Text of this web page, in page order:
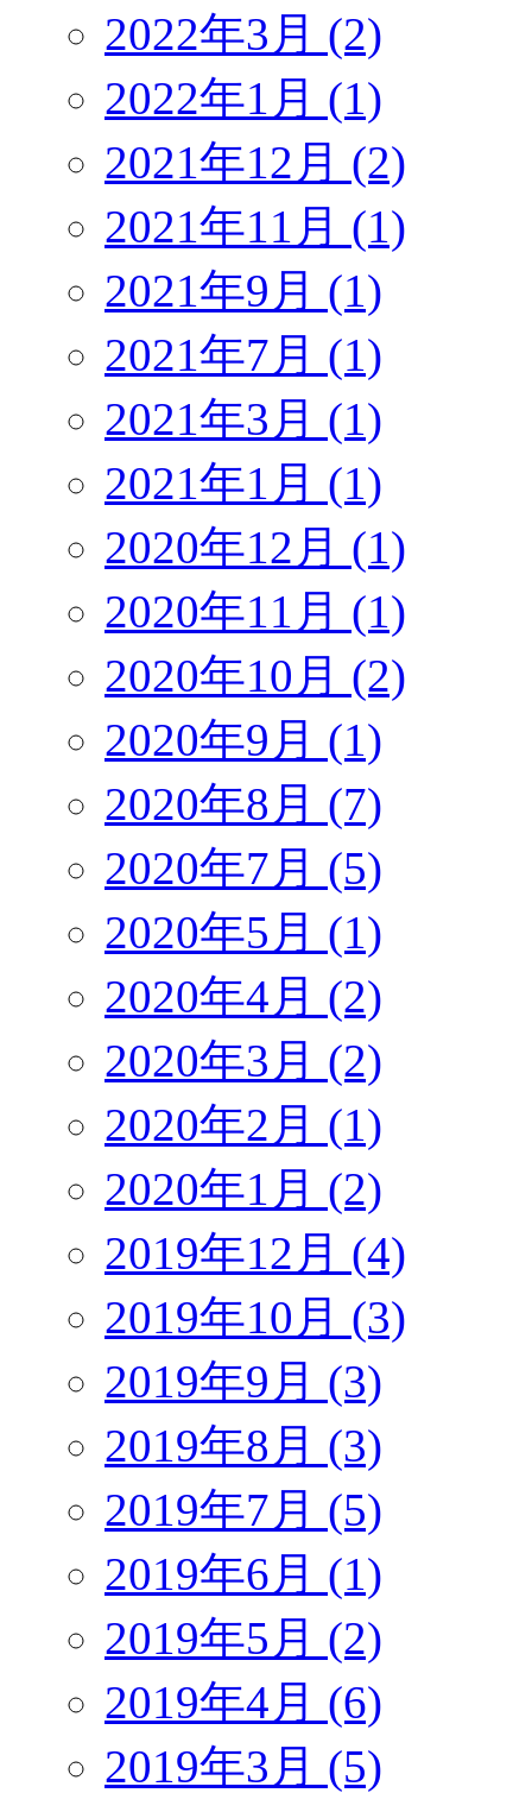
2022年3月 (2)
2022年1月 (1)
2021年12月 (2)
2021年11月 (1)
2021年9月 (1)
2021年7月 (1)
2021年3月 (1)
2021年1月 (1)
2020年12月 (1)
2020年11月 (1)
2020年10月 (2)
2020年9月 (1)
2020年8月 (7)
2020年7月 (5)
2020年5月 (1)
2020年4月 (2)
2020年3月 (2)
2020年2月 (1)
2020年1月 (2)
2019年12月 (4)
2019年10月 (3)
2019年9月 (3)
2019年8月 (3)
2019年7月 (5)
2019年6月 (1)
2019年5月 (2)
2019年4月 (6)
2019年3月 (5)